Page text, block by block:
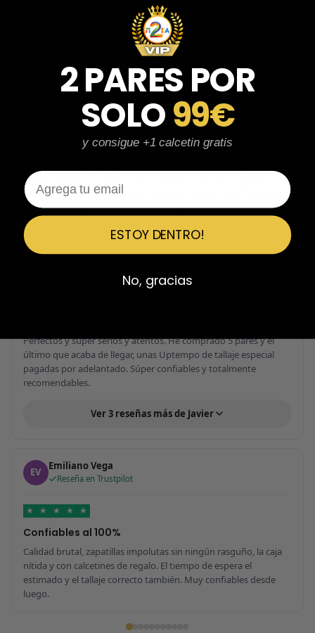
parecen de marcas verdaderas. Entrega súper rápida, embalaje
perfecto y con el detalle de los calcetines contentísima. Sin duda
Fernando Aranda Morales
Reseña en Trustpilot
★
ESPECTACULARES
modelo elegido, empaquetado perfecto con caja original y
embolsado, zapas de altísima calidad y acabados top. Air Max y
Travis Scott espectaculares. Recomendable 100%.
Javier Victorio
Perfectos y súper serios y atentos. He comprado 5 pares y el
último que acaba de llegar, unas Uptempo de tallaje especial
pagadas por adelantado. Súper confiables y totalmente
recomendables.
Ver 3 reseñas más de Javier
EV Emiliano Vega
Reseña en Trustpilot
★ ★ ★ ★ ★
Confiables al 100%
Calidad brutal, zapatillas impolutas sin ningún rasguño, la caja
nítida y con calcetines de regalo. El tiempo de espera el
estimado y el tallaje correcto también. Muy confiables desde
luego.
2 PARES POR
SOLO99€
y consigue +1 calcetin gratis
Email
ESTOY DENTRO!
No, gracias